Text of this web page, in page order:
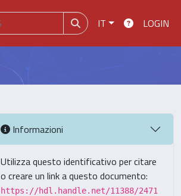
IT LOGIN
Informazioni
Utilizza questo identificativo per citare
o creare un link a questo documento:
https://hdl.handle.net/11388/2471